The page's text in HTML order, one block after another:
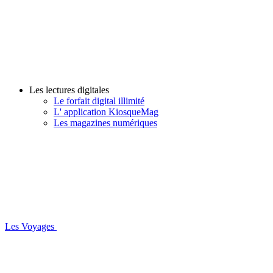
Les lectures digitales
Le forfait digital illimité
L' application KiosqueMag
Les magazines numériques
Les Voyages